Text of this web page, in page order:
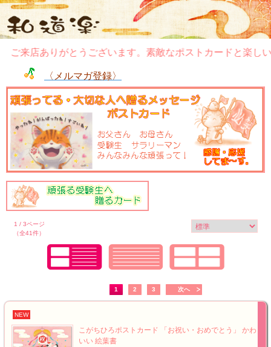
店ありがとうございます。素敵なポストカードと楽しいぽ
〈メルマガ登録〉
1 / 3ページ
（全41件）
1 2 3 次へ
NEW
こがちひろポストカード 「お祝い・おめでとう」 かわ
いい 絵葉書